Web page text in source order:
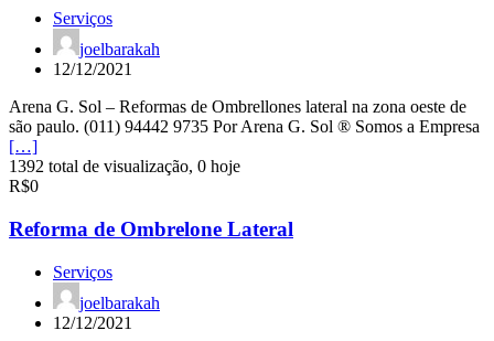
Serviços
joelbarakah
12/12/2021
Arena G. Sol – Reformas de Ombrellones lateral na zona oeste de
são paulo. (011) 94442 9735 Por Arena G. Sol ® Somos a Empresa
[…]
1392 total de visualização, 0 hoje
R$0
Reforma de Ombrelone Lateral
Serviços
joelbarakah
12/12/2021